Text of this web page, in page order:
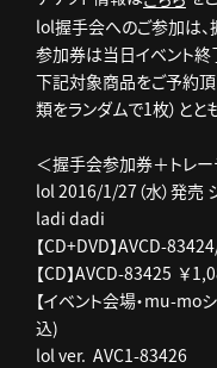
lol握手会へのご参加は
参加券は当日イベント終
下記対象商品をご予約頂
類をランダムで1枚）とと
＜握手会参加券＋トレ
lol 2016/1/27（水）発売
ladi dadi
【CD+DVD】AVCD-
【CD】AVCD-83425 ￥
【イベント会場・mu-mo
込)
lol ver. AVC1-83426